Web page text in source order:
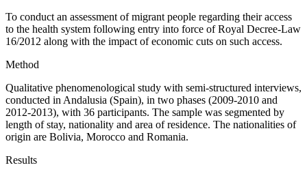
To conduct an assessment of migrant people regarding their access
to the health system following entry into force of Royal Decree-Law
16/2012 along with the impact of economic cuts on such access.
Method
Qualitative phenomenological study with semi-structured interviews,
conducted in Andalusia (Spain), in two phases (2009-2010 and
2012-2013), with 36 participants. The sample was segmented by
length of stay, nationality and area of residence. The nationalities of
origin are Bolivia, Morocco and Romania.
Results